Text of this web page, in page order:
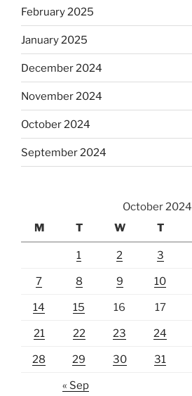
February 2025
January 2025
December 2024
November 2024
October 2024
September 2024
October 2024
M
T W T
1 2 3
7 8 9 10
14 15 16 17
21 22 23 24
28 29 30 31
« Sep